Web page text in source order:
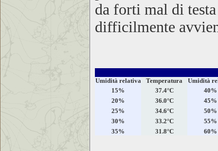
da forti mal di
difficilmente
Umidità relativa Temperatura
Umidità
15%
37.4°C
40%
20%
36.0°C
45%
25%
34.6°C
50%
30%
33.2°C
55%
35%
31.8°C 60%